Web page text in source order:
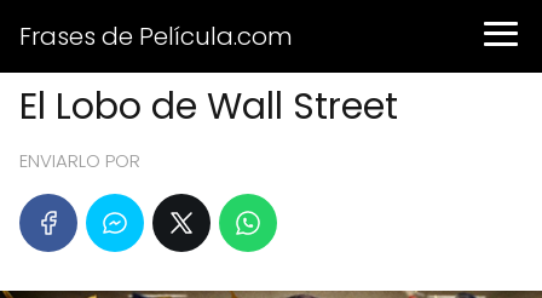
Frases de Película.com
El Lobo de Wall Street
ENVIARLO POR